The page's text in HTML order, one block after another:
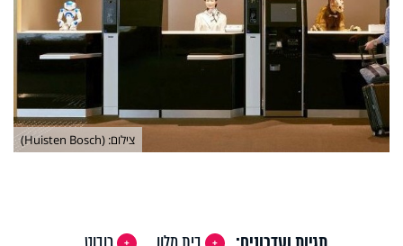
צילום: (Huisten Bosch)